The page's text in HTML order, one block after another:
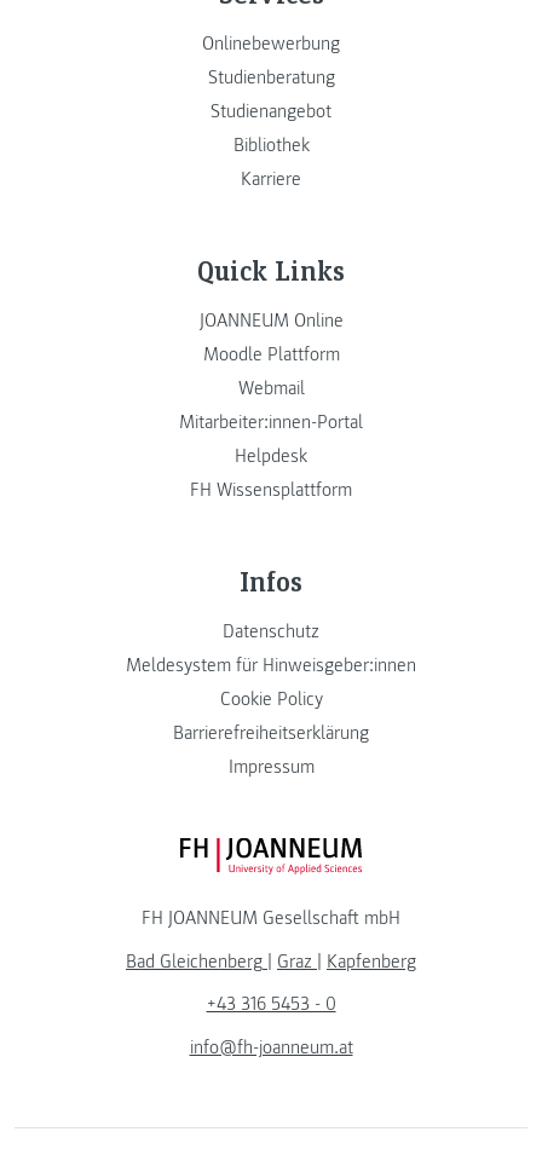
Onlinebewerbung
Studienberatung
Studienangebot
Bibliothek
Karriere
Quick Links
JOANNEUM Online
Moodle Plattform
Webmail
Mitarbeiter:innen-Portal
Helpdesk
FH Wissensplattform
Infos
Datenschutz
Meldesystem für Hinweisgeber:innen
Cookie Policy
Barrierefreiheitserklärung
Impressum
FH JOANNEUM Logo
FH JOANNEUM Gesellschaft mbH
Bad Gleichenberg | Graz | Kapfenberg
+43 316 5453 - 0
info@fh-joanneum.at